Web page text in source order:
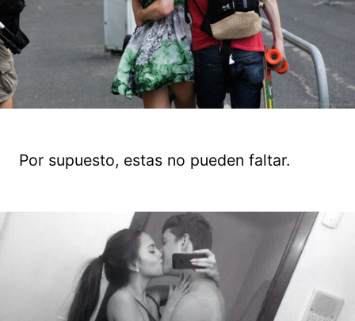
Por supuesto, estas no pueden faltar.